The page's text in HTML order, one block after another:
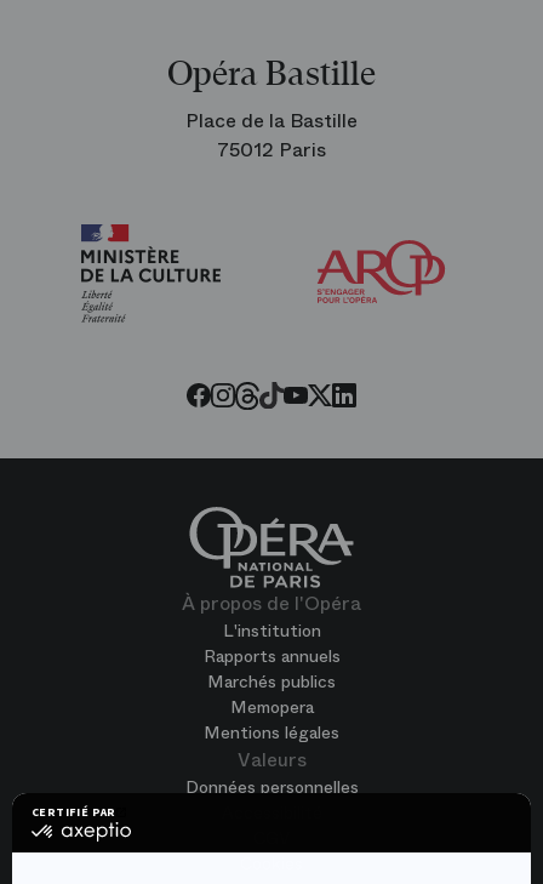
CERTIFIÉ PAR
certifié
Opéra Bastille
Place de la Bastille
75012 Paris
Facebook
Instagram
Threads
Tiktok
Youtube
Twitter
LinkedIn
À propos de l'Opéra
L'institution
Rapports annuels
Marchés publics
Memopera
Mentions légales
Valeurs
Données personnelles